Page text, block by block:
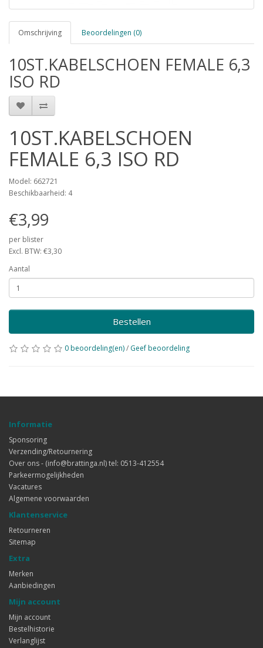
Omschrijving Beoordelingen (0)
10ST.KABELSCHOEN FEMALE 6,3
ISO RD
10ST.KABELSCHOEN
FEMALE 6,3 ISO RD
Model: 662721
Beschikbaarheid: 4
€3,99
per blister
Excl. BTW: €3,30
Aantal
Bestellen
0 beoordeling(en)/ Geef beoordeling
Informatie
Sponsoring
Verzending/Retournering
Over ons - (info@brattinga.nl) tel: 0513-412554
Parkeermogelijkheden
Vacatures
Algemene voorwaarden
Klantenservice
Retourneren
Sitemap
Extra
Merken
Aanbiedingen
Mijn account
Mijn account
Bestelhistorie
Verlanglijst